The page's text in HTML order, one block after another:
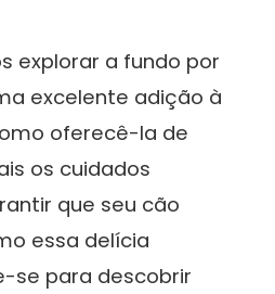
explorar a fundo por
excelente adição à
oferecê-la de
os cuidados
que seu cão
essa delícia
se para descobrir